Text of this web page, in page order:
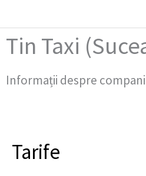
Tin Taxi
Informații despre
Tarife